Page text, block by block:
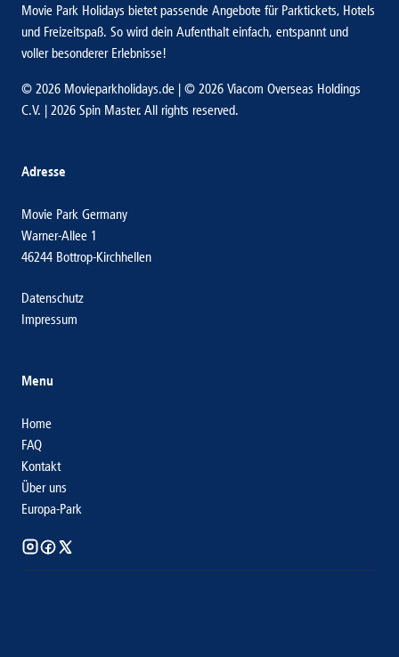
Movie Park Holidays bietet passende Angebote für Parktickets, Hotels
und Freizeitspaß. So wird dein Aufenthalt einfach, entspannt und
voller besonderer Erlebnisse!
© 2026 Movieparkholidays.de | © 2026 Viacom Overseas Holdings
C.V. | 2026 Spin Master. All rights reserved.
Adresse
Movie Park Germany
Warner-Allee 1
46244 Bottrop-Kirchhellen
Datenschutz
Impressum
Menu
Home
FAQ
Kontakt
Über uns
Europa-Park